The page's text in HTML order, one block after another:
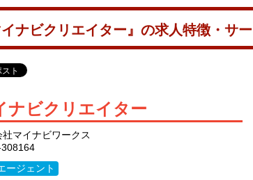
イナビクリエイター』の求人特徴・サ
ナビクリエイター
社マイナビワークス
ージェント